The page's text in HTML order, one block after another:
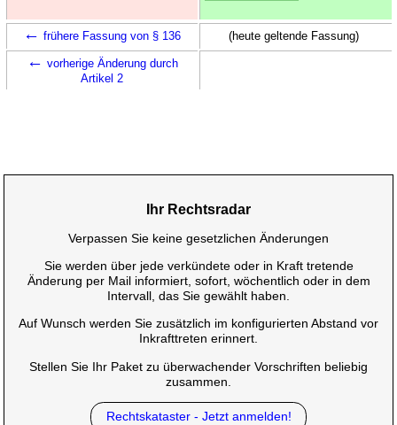
← frühere Fassung von § 136 (heute geltende Fassung)
← vorherige Änderung durch
Artikel 2
Ihr Rechtsradar
Verpassen Sie keine gesetzlichen Änderungen
Sie werden über jede verkündete oder in Kraft tretende
Änderung per Mail informiert, sofort, wöchentlich oder in dem
Intervall, das Sie gewählt haben.
Auf Wunsch werden Sie zusätzlich im konfigurierten Abstand vor
Inkrafttreten erinnert.
Stellen Sie Ihr Paket zu überwachender Vorschriften beliebig
zusammen.
Rechtskataster - Jetzt anmelden!